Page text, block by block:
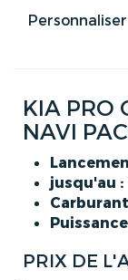
Personnaliser
KIA PRO
NAVI
jusqu'au :
PRIX DE